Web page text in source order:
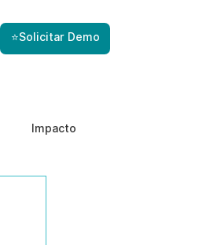
⭐Solicitar Demo
Impacto